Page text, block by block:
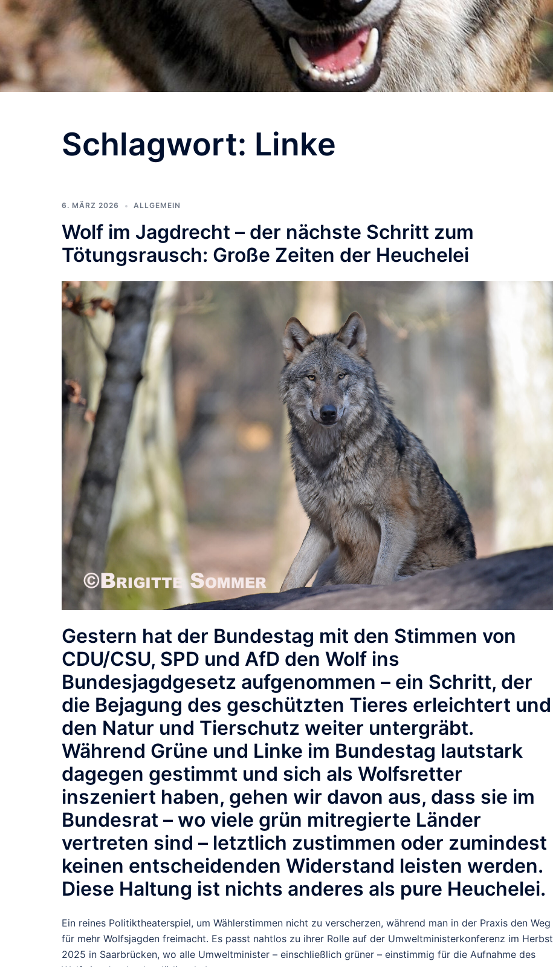
Schlagwort: Linke
6. MÄRZ 2026 ALLGEMEIN
Wolf im Jagdrecht – der nächste Schritt zum
Tötungsrausch: Große Zeiten der Heuchelei
Gestern hat der Bundestag mit den Stimmen von
CDU/CSU, SPD und AfD den Wolf ins
Bundesjagdgesetz aufgenommen – ein Schritt, der
die Bejagung des geschützten Tieres erleichtert und
den Natur und Tierschutz weiter untergräbt.
Während Grüne und Linke im Bundestag lautstark
dagegen gestimmt und sich als Wolfsretter
inszeniert haben, gehen wir davon aus, dass sie im
Bundesrat – wo viele grün mitregierte Länder
vertreten sind – letztlich zustimmen oder zumindest
keinen entscheidenden Widerstand leisten werden.
Diese Haltung ist nichts anderes als pure Heuchelei.
Ein reines Politiktheaterspiel, um Wählerstimmen nicht zu verscherzen, während man in der Praxis den Weg
für mehr Wolfsjagden freimacht. Es passt nahtlos zu ihrer Rolle auf der Umweltministerkonferenz im Herbst
2025 in Saarbrücken, wo alle Umweltminister – einschließlich grüner – einstimmig für die Aufnahme des